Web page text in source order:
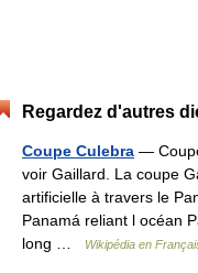
Regardez d'autres
Coupe Culebra —
voir Gaillard. La coupe
artificielle à travers le
Panamá reliant l océan
long …
Wikipédia en